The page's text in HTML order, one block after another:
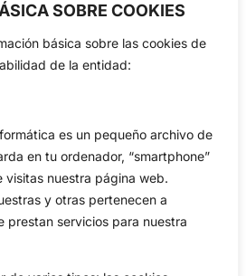
SOBRE COOKIES
básica sobre las cookies de
de la entidad:
es un pequeño archivo de
en tu ordenador, “smartphone”
nuestra página web.
y otras pertenecen a
prestan servicios para nuestra